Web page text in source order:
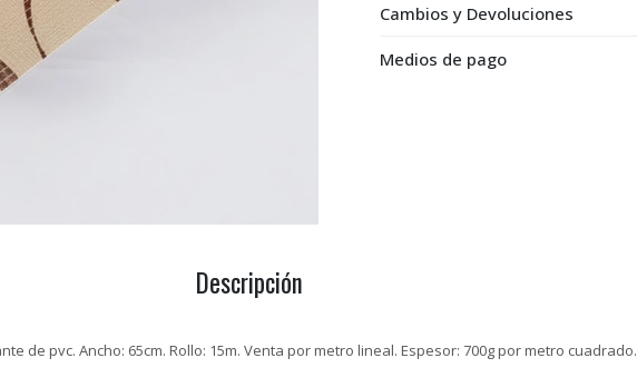
Cambios y Devoluciones
Medios de pago
Descripción
de pvc. Ancho: 65cm. Rollo: 15m. Venta por metro lineal. Espesor: 700g por metro cuadrado.